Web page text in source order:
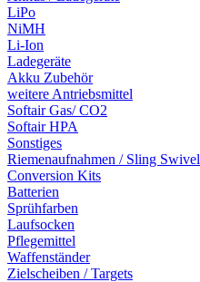
LiPo
NiMH
Li-Ion
Ladegeräte
Akku Zubehör
weitere Antriebsmittel
Softair Gas/ CO2
Softair HPA
Sonstiges
Riemenaufnahmen / Sling Swivel
Conversion Kits
Batterien
Sprühfarben
Laufsocken
Pflegemittel
Waffenständer
Zielscheiben / Targets